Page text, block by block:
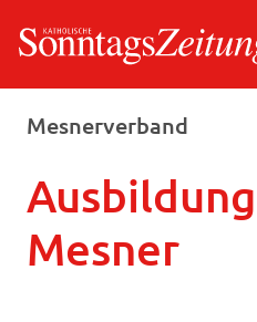
Dienstag, 14.01.2025,
Mesnerverband
Mesner